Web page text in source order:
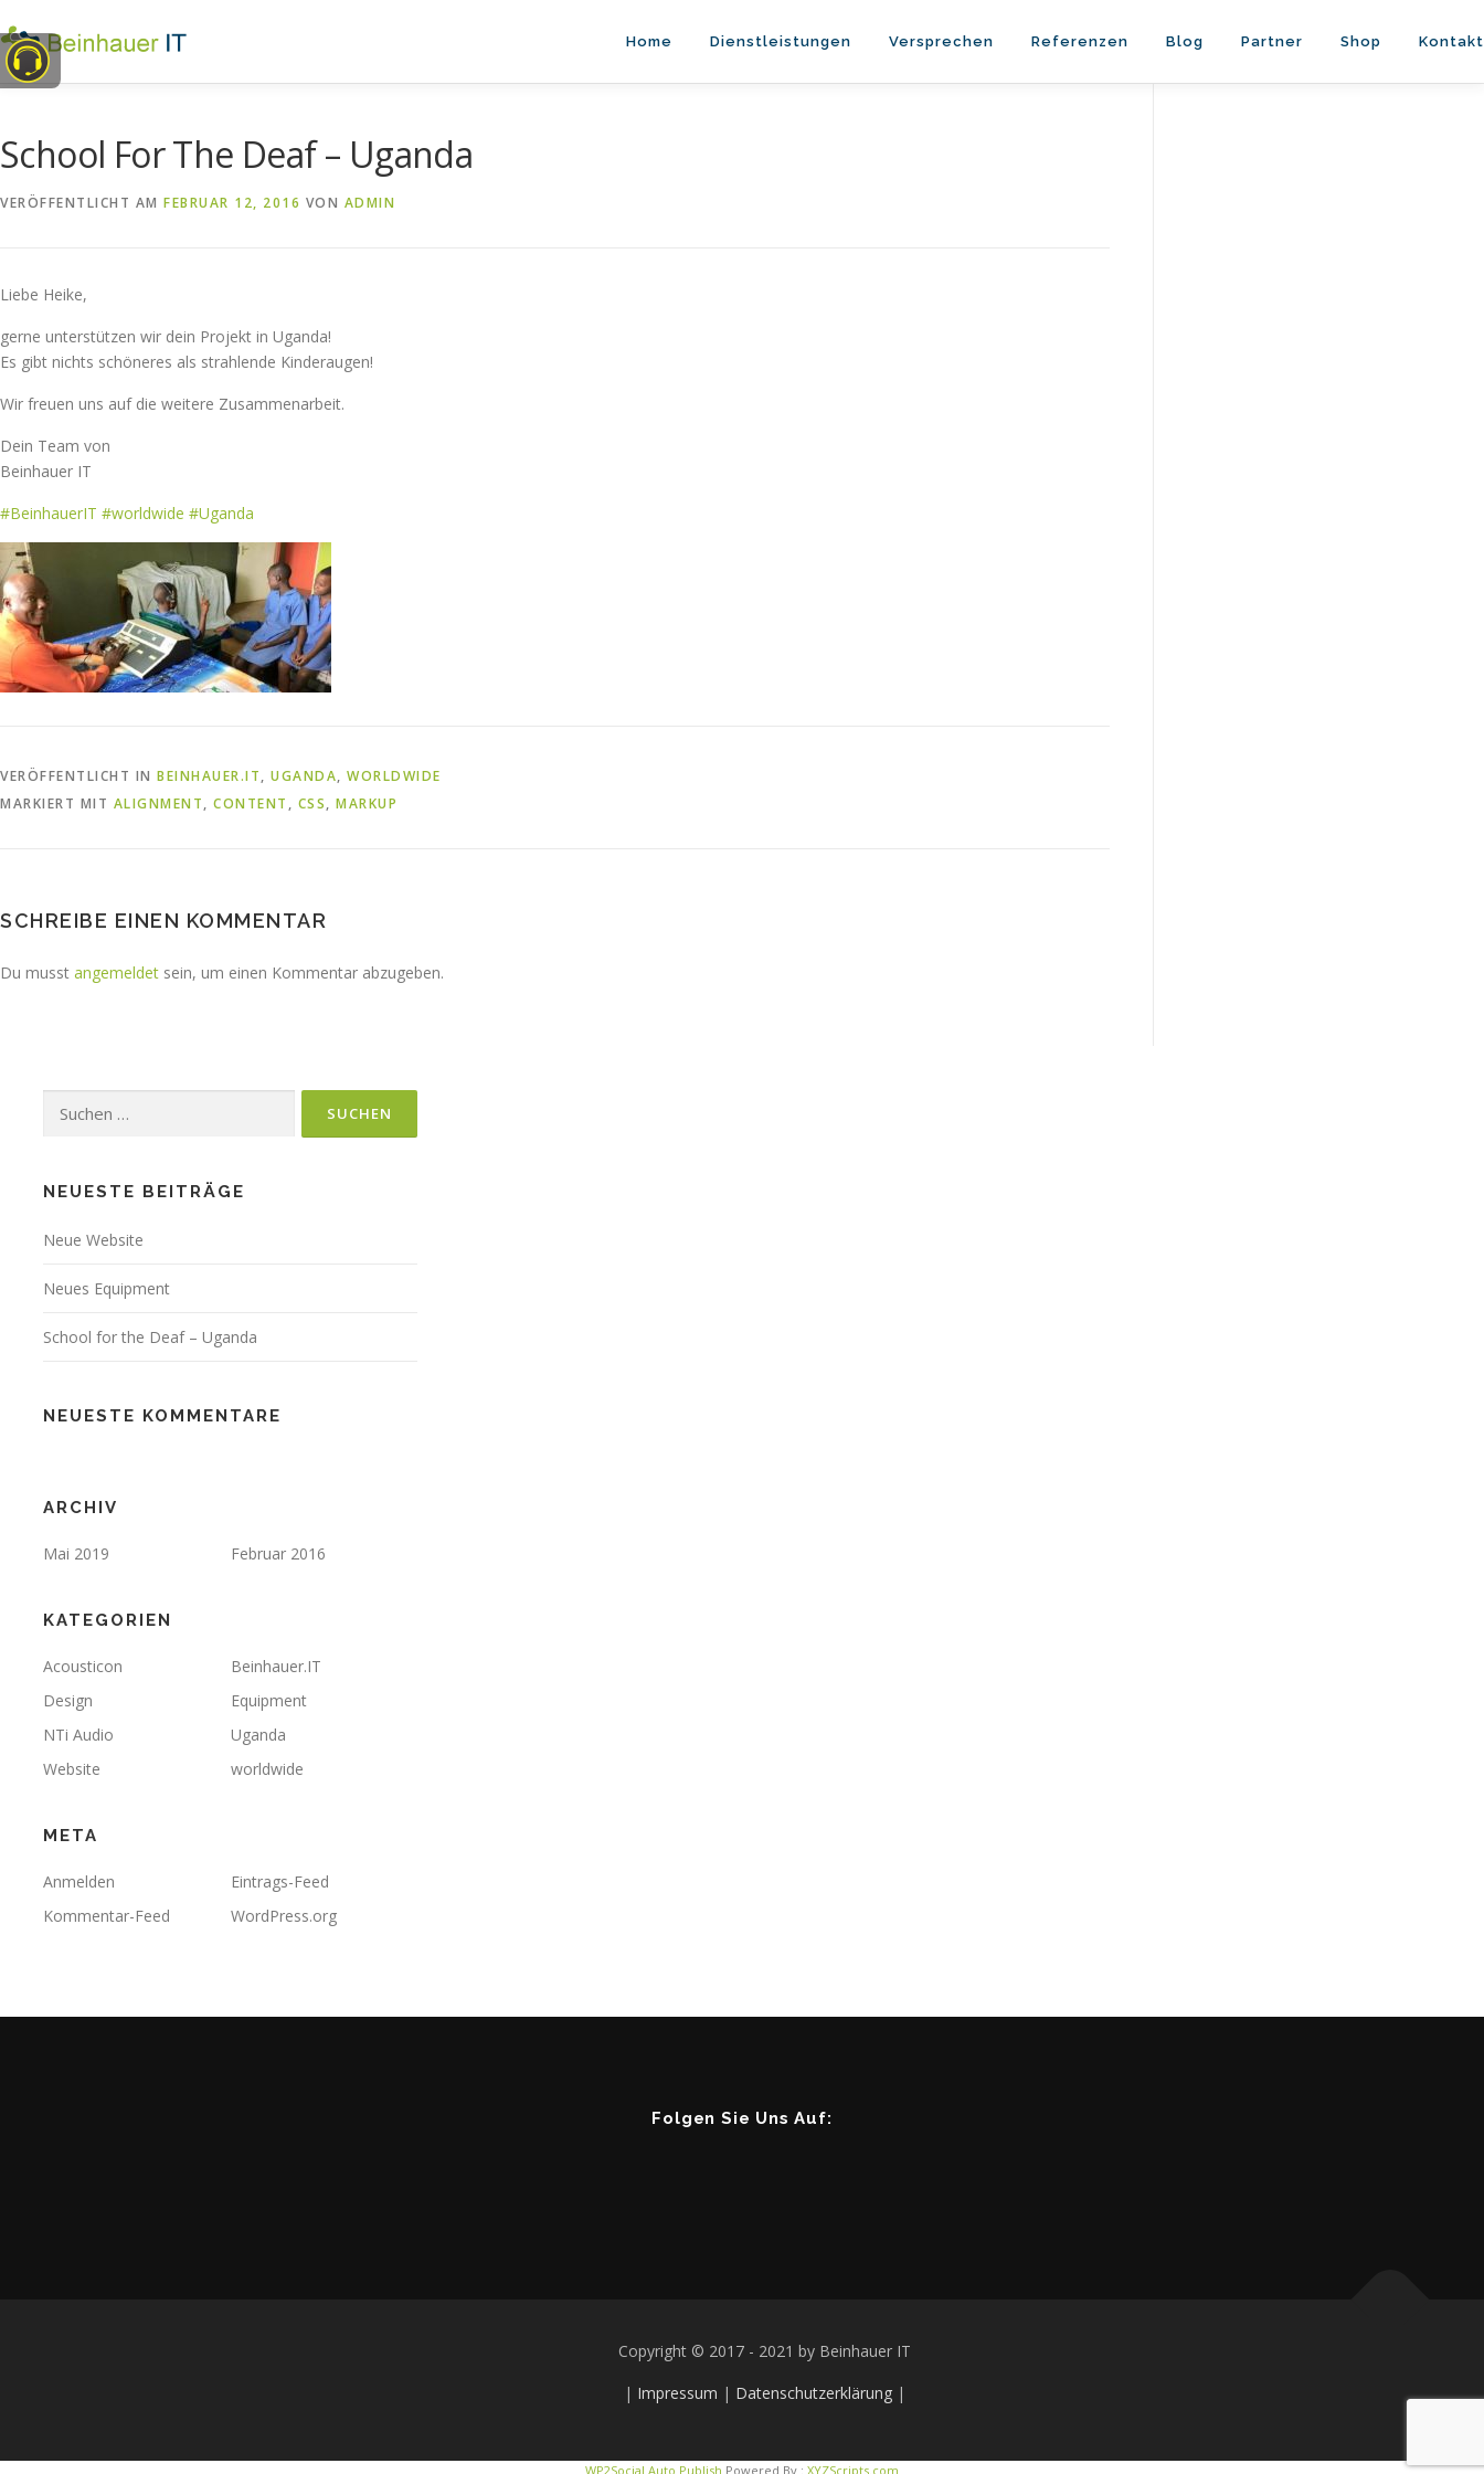
Inhalt
springen
Home Dienstleistungen Versprechen Referenzen Blog Partner Shop Kontakt
School For The Deaf – Uganda
VERÖFFENTLICHT AM FEBRUAR 12, 2016 VON ADMIN
Liebe Heike,
gerne unterstützen wir dein Projekt in Uganda!
Es gibt nichts schöneres als strahlende Kinderaugen!
Wir freuen uns auf die weitere Zusammenarbeit.
Dein Team von
Beinhauer IT
#BeinhauerIT #worldwide #Uganda
VERÖFFENTLICHT IN BEINHAUER.IT, UGANDA, WORLDWIDE
MARKIERT MIT ALIGNMENT, CONTENT , CSS, MARKUP
SCHREIBE EINEN KOMMENTAR
Du musst angemeldet sein, um einen Kommentar abzugeben.
nach:
NEUESTE BEITRÄGE
Neue Website
Neues Equipment
School for the Deaf – Uganda
NEUESTE KOMMENTARE
ARCHIV
Mai 2019 Februar 2016
KATEGORIEN
Acousticon
Beinhauer.IT
Design
Equipment
NTi Audio
Uganda
Website
worldwide
META
Anmelden
Eintrags-Feed
Kommentar-Feed
WordPress.org
Folgen Sie Uns Auf:
Copyright © 2017 - 2021 by Beinhauer IT
| Impressum | Datenschutzerklärung|
WP2Social Auto Publish Powered By : XYZScripts.com